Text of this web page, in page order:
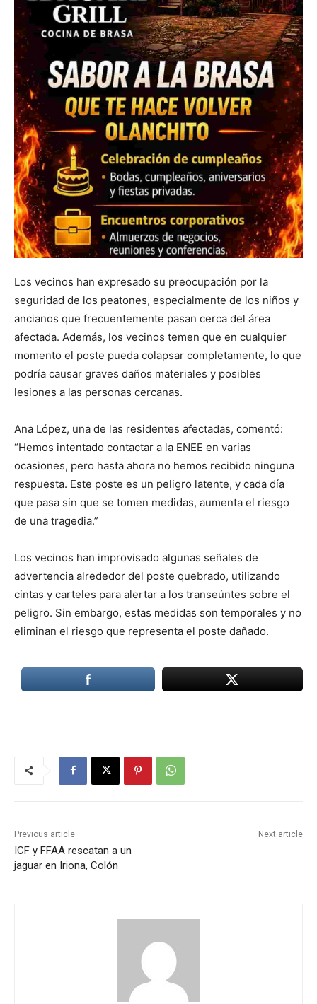
Los vecinos han expresado su preocupación por la
seguridad de los peatones, especialmente de los niños y
ancianos que frecuentemente pasan cerca del área
afectada. Además, los vecinos temen que en cualquier
momento el poste pueda colapsar completamente, lo que
podría causar graves daños materiales y posibles
lesiones a las personas cercanas.
Ana López, una de las residentes afectadas, comentó:
“Hemos intentado contactar a la ENEE en varias
ocasiones, pero hasta ahora no hemos recibido ninguna
respuesta. Este poste es un peligro latente, y cada día
que pasa sin que se tomen medidas, aumenta el riesgo
de una tragedia.”
Los vecinos han improvisado algunas señales de
advertencia alrededor del poste quebrado, utilizando
cintas y carteles para alertar a los transeúntes sobre el
peligro. Sin embargo, estas medidas son temporales y no
eliminan el riesgo que representa el poste dañado.
Previous article
ICF y FFAA rescatan a un
jaguar en Iriona, Colón
Next article